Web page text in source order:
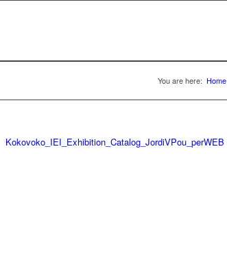
You are here: Home
Kokovoko_IEI_Exhibition_Catalog_JordiVPou_perWEB